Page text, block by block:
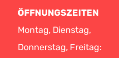
ÖFFNUNGSZEITEN
Montag, Dienstag,
Donnerstag, Freitag: